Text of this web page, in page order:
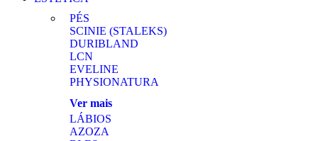
PÉS
SCINIE (STALEKS)
DURIBLAND
LCN
EVELINE
PHYSIONATURA
Ver mais
LÁBIOS
AZOZA